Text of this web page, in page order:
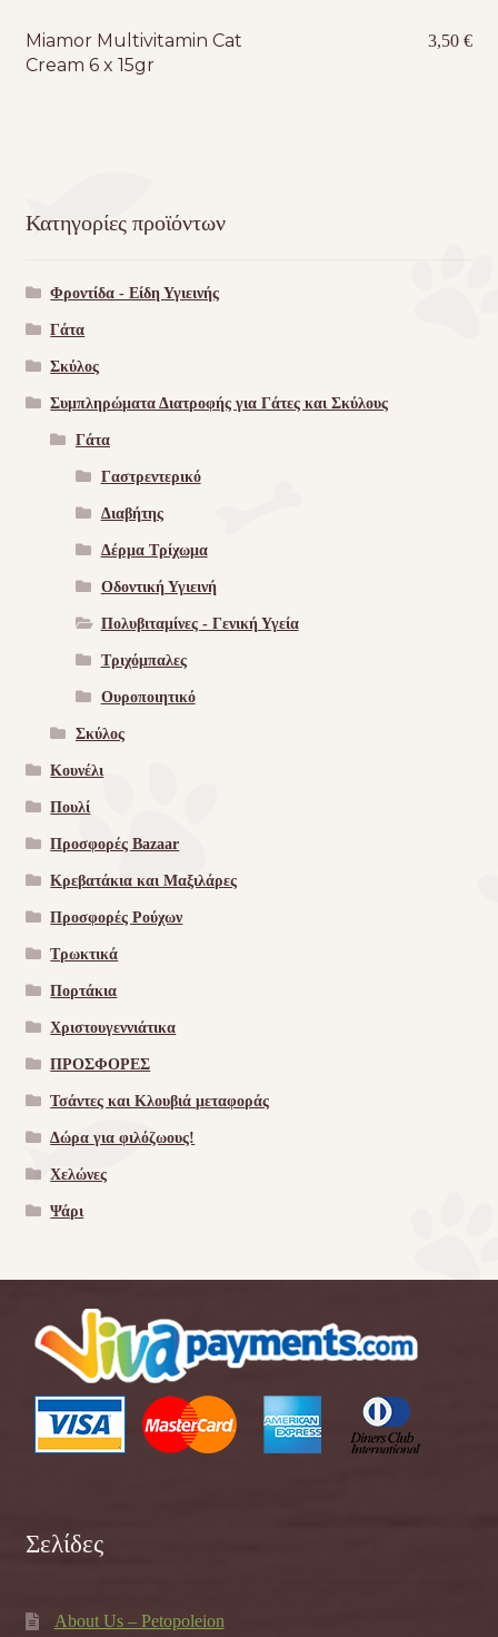
Miamor Multivitamin Cat
Cream 6 x 15gr
3,50€
Κατηγορίες προϊόντων
Φροντίδα - Είδη Υγιεινής
Γάτα
Σκύλος
Συμπληρώματα Διατροφής για Γάτες και Σκύλους
Γάτα
Γαστρεντερικό
Διαβήτης
Δέρμα Τρίχωμα
Οδοντική Υγιεινή
Πολυβιταμίνες - Γενική Υγεία
Τριχόμπαλες
Ουροποιητικό
Σκύλος
Κουνέλι
Πουλί
Προσφορές Bazaar
Κρεβατάκια και Μαξιλάρες
Προσφορές Ρούχων
Τρωκτικά
Πορτάκια
Χριστουγεννιάτικα
ΠΡΟΣΦΟΡΕΣ
Τσάντες και Κλουβιά μεταφοράς
Δώρα για φιλόζωους!
Χελώνες
Ψάρι
Σελίδες
About Us – Petopoleion